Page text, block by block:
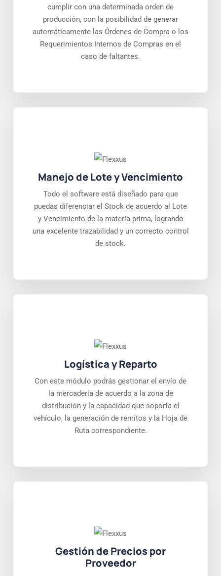
cumplir con una determinada orden de
producción, con la posibilidad de generar
automáticamente las Órdenes de Compra o los
Requerimientos Internos de Compras en el
caso de faltantes.
Manejo de Lote y Vencimiento
Todo el software está diseñado para que
puedas diferenciar el Stock de acuerdo al Lote
y Vencimiento de la materia prima, logrando
una excelente trazabilidad y un correcto control
de stock.
Logística y Reparto
Con este módulo podrás gestionar el envío de
la mercadería de acuerdo a la zona de
distribución y la capacidad que soporta el
vehículo, la generación de remitos y la Hoja de
Ruta correspondiente.
Gestión de Precios por
Proveedor